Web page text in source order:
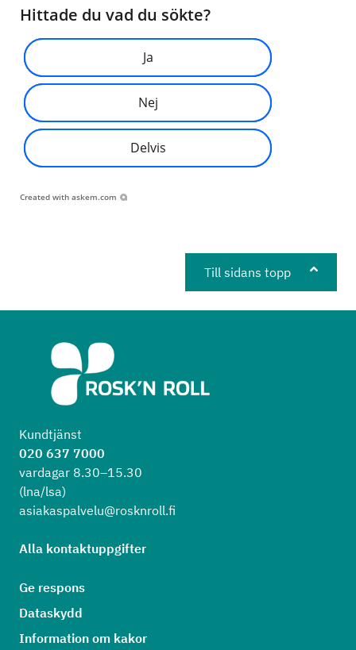
Hittade du vad du sökte?
Ja
Nej
Delvis
Created with askem.com
Till sidans topp
Kundtjänst
020 637 7000
vardagar 8.30–15.30
(lna/lsa)
asiakaspalvelu@rosknroll.fi
Alla kontaktuppgifter
Ge respons
Dataskydd
Information om kakor